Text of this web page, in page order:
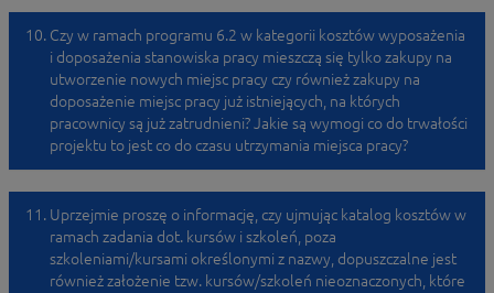
Czy w ramach programu 6.2 w kategorii kosztów wyposażenia
i doposażenia stanowiska pracy mieszczą się tylko zakupy na
utworzenie nowych miejsc pracy czy również zakupy na
doposażenie miejsc pracy już istniejących, na których
pracownicy są już zatrudnieni? Jakie są wymogi co do trwałości
projektu to jest co do czasu utrzymania miejsca pracy?
Uprzejmie proszę o informację, czy ujmując katalog kosztów w
ramach zadania dot. kursów i szkoleń, poza
szkoleniami/kursami określonymi z nazwy, dopuszczalne jest
również założenie tzw. kursów/szkoleń nieoznaczonych, które